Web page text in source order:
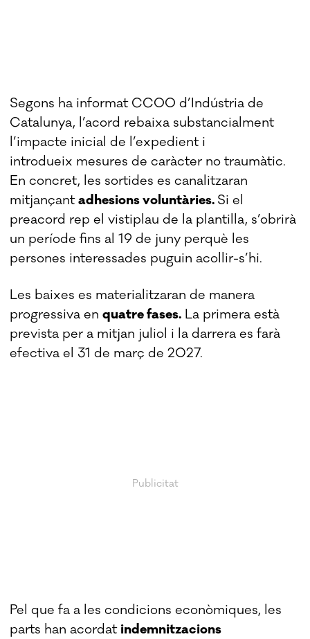
Segons ha informat CCOO d’Indústria de
Catalunya, l’acord rebaixa substancialment
l’impacte inicial de l’expedient i
introdueix mesures de caràcter no traumàtic.
En concret, les sortides es canalitzaran
mitjançantadhesions voluntàries. Si el
preacord rep el vistiplau de la plantilla, s’obrirà
un període fins al 19 de juny perquè les
persones interessades puguin acollir-s’hi.
Les baixes es materialitzaran de manera
progressiva enquatre fases. La primera està
prevista per a mitjan juliol i la darrera es farà
efectiva el 31 de març de 2027.
Pel que fa a les condicions econòmiques, les
parts han acordat indemnitzacions